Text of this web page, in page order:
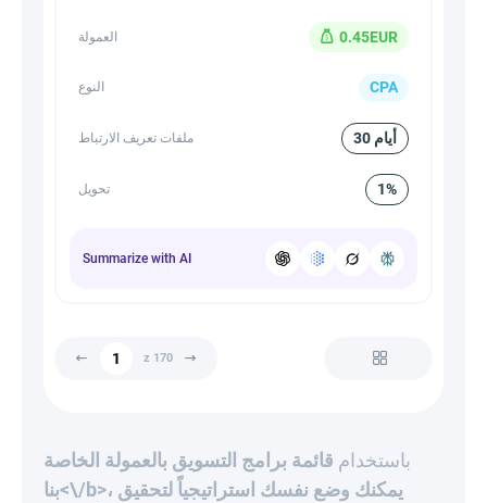
العمولة 0.45EUR
النوع CPA
ملفات تعريف الارتباط 30 أيام
تحويل 1%
Summarize with AI
z 170
باستخدام قائمة برامج التسويق بالعمولة الخاصة
بنا<\/b>، يمكنك وضع نفسك استراتيجياً لتحقيق